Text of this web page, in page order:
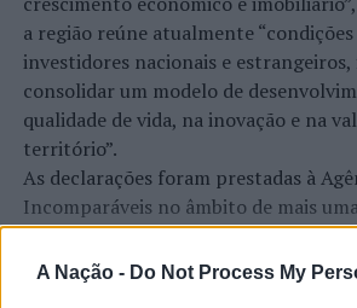
A Nação - Do Not Process My
CRIMINALIDADE
DESTAQUE LISBOA
PRÓXIMO
Barcelos: Música, Teatro, Cinema e
Vicente
NÃO PERCA
Lisboa: Jovem detido por tráfico de
Areeiro
a região reúne atualmente
investidores nacionais e
consolidar um modelo de
qualidade de vida, na inovação e na
território”.
As declarações foram prestadas à
Incomparáveis no âmbito de mais
São Tiago, que decorreu entre os dias
na Covilhã, sendo considerada um